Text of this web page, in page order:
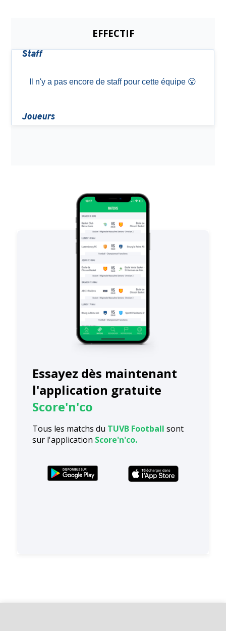
EFFECTIF
Essayez dès maintenant
l'application gratuite
Score'n'co
Tous les matchs du TUVB Football sont
sur l'application Score'n'co.